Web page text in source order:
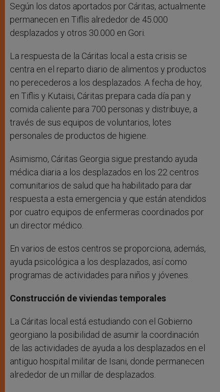
Según los datos aportados por Cáritas, actualmente
permanecen en Tiflis alrededor de 45.000
desplazados y otros 30.000 en Gori.
La respuesta de la Cáritas local a esta crisis se
centra en el reparto diario de alimentos y productos
no perecederos a los desplazados. A fecha de hoy,
en Tiflis y Kutaisi, Cáritas prepara cada día pan y
comida caliente para 700 personas y distribuye, a
través de sus equipos de voluntarios, lotes
personales de productos de higiene.
Asimismo, Cáritas Georgia sigue prestando ayuda
médica diaria a los desplazados en los 22 centros
comunitarios de salud que ha habilitado para dar
respuesta a esta emergencia y que están atendidos
por cuatro equipos de enfermeras coordinados por
un director médico.
En varios de estos centros se proporciona, además,
ayuda psicológica a los desplazados, así como
programas de actividades para niños y jóvenes.
Construcción de viviendas temporales
La Cáritas local está estudiando con el Gobierno
georgiano la posibilidad de asumir la coordinación
de las actividades de ayuda a los desplazados en el
antiguo hospital militar de Isani, donde permanecen
alrededor de un millar de desplazados.